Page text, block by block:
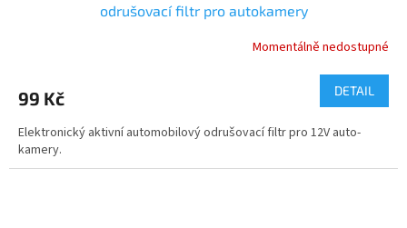
odrušovací filtr pro autokamery
Momentálně nedostupné
99 Kč DETAIL
Elektronický aktivní automobilový odrušovací filtr pro 12V auto-
kamery.